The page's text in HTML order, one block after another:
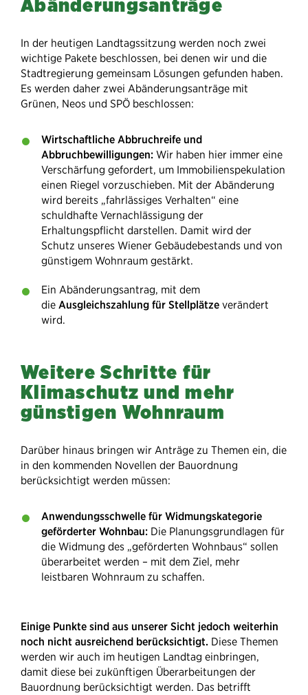
Abänderungsanträge
In der heutigen Landtagssitzung werden noch zwei
wichtige Pakete beschlossen, bei denen wir und die
Stadtregierung gemeinsam Lösungen gefunden haben.
Es werden daher zwei Abänderungsanträge mit
Grünen, Neos und SPÖ beschlossen:
Wirtschaftliche Abbruchreife und
Abbruchbewilligungen: Wir haben hier immer eine
Verschärfung gefordert, um Immobilienspekulation
einen Riegel vorzuschieben. Mit der Abänderung
wird bereits „fahrlässiges Verhalten“ eine
schuldhafte Vernachlässigung der
Erhaltungspflicht darstellen. Damit wird der
Schutz unseres Wiener Gebäudebestands und von
günstigem Wohnraum gestärkt.
Ein Abänderungsantrag, mit dem
die Ausgleichszahlung für Stellplätze verändert
wird.
Weitere Schritte für
Klimaschutz und mehr
günstigen Wohnraum
Darüber hinaus bringen wir Anträge zu Themen ein, die
in den kommenden Novellen der Bauordnung
berücksichtigt werden müssen:
Anwendungsschwelle für Widmungskategorie
geförderter Wohnbau: Die Planungsgrundlagen für
die Widmung des „geförderten Wohnbaus“ sollen
überarbeitet werden – mit dem Ziel, mehr
leistbaren Wohnraum zu schaffen.
Einige Punkte sind aus unserer Sicht jedoch weiterhin
noch nicht ausreichend berücksichtigt. Diese Themen
werden wir auch im heutigen Landtag einbringen,
damit diese bei zukünftigen Überarbeitungen der
Bauordnung berücksichtigt werden. Das betrifft